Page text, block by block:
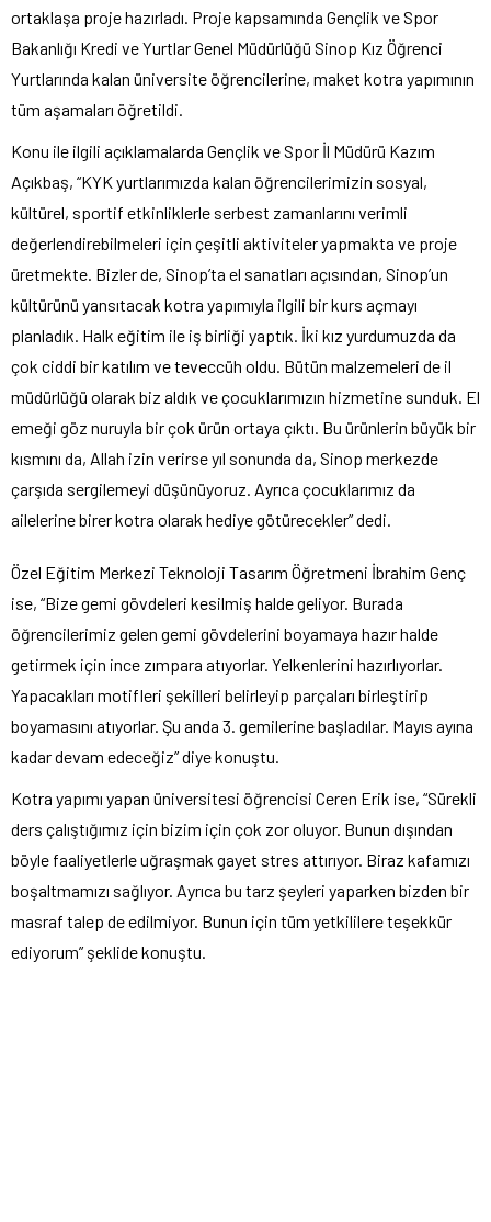
ortaklaşa proje hazırladı. Proje kapsamında Gençlik ve Spor
Bakanlığı Kredi ve Yurtlar Genel Müdürlüğü Sinop Kız Öğrenci
Yurtlarında kalan üniversite öğrencilerine, maket kotra yapımının
tüm aşamaları öğretildi.
Konu ile ilgili açıklamalarda Gençlik ve Spor İl Müdürü Kazım
Açıkbaş, “KYK yurtlarımızda kalan öğrencilerimizin sosyal,
kültürel, sportif etkinliklerle serbest zamanlarını verimli
değerlendirebilmeleri için çeşitli aktiviteler yapmakta ve proje
üretmekte. Bizler de, Sinop’ta el sanatları açısından, Sinop’un
kültürünü yansıtacak kotra yapımıyla ilgili bir kurs açmayı
planladık. Halk eğitim ile iş birliği yaptık. İki kız yurdumuzda da
çok ciddi bir katılım ve teveccüh oldu. Bütün malzemeleri de il
müdürlüğü olarak biz aldık ve çocuklarımızın hizmetine sunduk. El
emeği göz nuruyla bir çok ürün ortaya çıktı. Bu ürünlerin büyük bir
kısmını da, Allah izin verirse yıl sonunda da, Sinop merkezde
çarşıda sergilemeyi düşünüyoruz. Ayrıca çocuklarımız da
ailelerine birer kotra olarak hediye götürecekler” dedi.
Özel Eğitim Merkezi Teknoloji Tasarım Öğretmeni İbrahim Genç
ise, “Bize gemi gövdeleri kesilmiş halde geliyor. Burada
öğrencilerimiz gelen gemi gövdelerini boyamaya hazır halde
getirmek için ince zımpara atıyorlar. Yelkenlerini hazırlıyorlar.
Yapacakları motifleri şekilleri belirleyip parçaları birleştirip
boyamasını atıyorlar. Şu anda 3. gemilerine başladılar. Mayıs ayına
kadar devam edeceğiz” diye konuştu.
Kotra yapımı yapan üniversitesi öğrencisi Ceren Erik ise, “Sürekli
ders çalıştığımız için bizim için çok zor oluyor. Bunun dışından
böyle faaliyetlerle uğraşmak gayet stres attırıyor. Biraz kafamızı
boşaltmamızı sağlıyor. Ayrıca bu tarz şeyleri yaparken bizden bir
masraf talep de edilmiyor. Bunun için tüm yetkililere teşekkür
ediyorum” şeklide konuştu.